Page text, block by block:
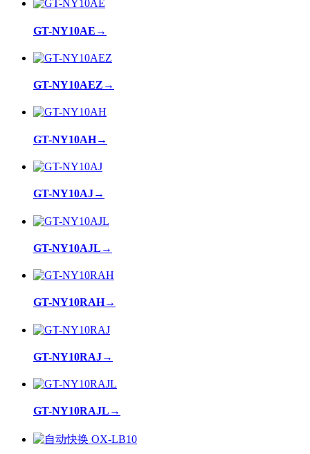
GT-NY10AE →
GT-NY10AEZ →
GT-NY10AH→
GT-NY10AJ→
GT-NY10AJL →
GT-NY10RAH→
GT-NY10RAJ→
GT-NY10RAJL →